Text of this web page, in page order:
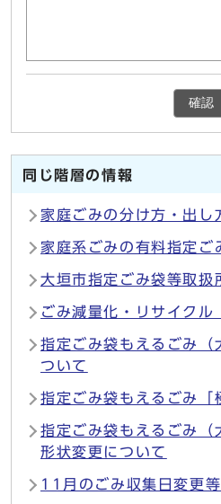
確認
同じ階層の情報
家庭ごみの分け方・出し
家庭系ごみの有料指定ご
大垣市指定ごみ袋等取扱
ごみ減量化・リサイクル
指定ごみ袋もえるごみ（
ついて
指定ごみ袋もえるごみ「
指定ごみ袋もえるごみ（
形状変更について
11月のごみ収集日変更